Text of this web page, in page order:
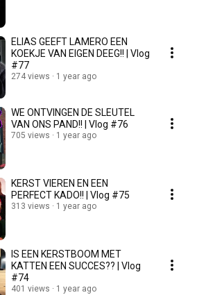
ELIAS GEEFT LAMERO EEN
KOEKJE VAN EIGEN DEEG!! | Vlog
#77
274 views 1 year ago
WE ONTVINGEN DE SLEUTEL
VAN ONS PAND!! | Vlog #76
705 views 1 year ago
KERST VIEREN EN EEN
PERFECT KADO!! | Vlog #75
313 views 1 year ago
IS EEN KERSTBOOM MET
KATTEN EEN SUCCES?? | Vlog
#74
401 views 1 year ago